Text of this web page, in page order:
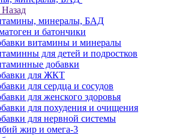
Назад
минералы, БАД
и батончики
витамины и минералы
для детей и подростков
добавки
для ЖКТ
для сердца и сосудов
для женского здоровья
для похудения и очищения
для нервной системы
жир и омега-3